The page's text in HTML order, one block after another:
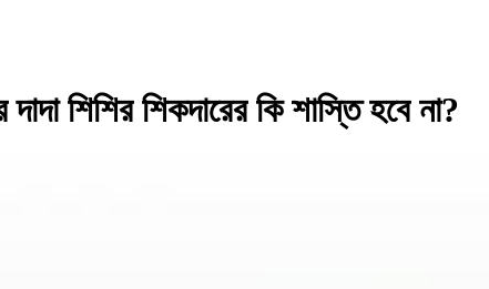
দাদা শিশির শিকদারের কি শাস্তি হবে না?